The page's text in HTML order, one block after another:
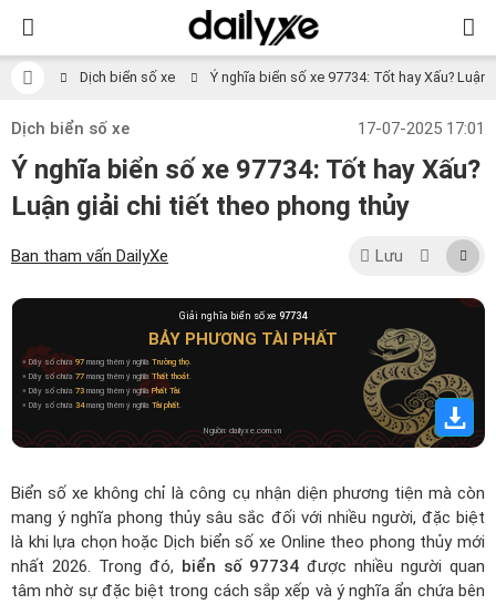
Dịch biển số xe Ý nghĩa biển số xe 97734: Tốt hay Xấu?
Dịch biển số xe 17-07-2025 17:01
Ý nghĩa biển số xe 97734: Tốt hay Xấu?
Luận giải chi tiết theo phong thủy
Ban tham vấn DailyXe Lưu
Giải nghĩa biển số xe 97734
BẢY PHƯƠNG TÀI PHẤT
» Dãy số chứa97 mang thêm ý nghĩa Trường thọ.
» Dãy số chứa 77 mang thêm ý nghĩaThất thoát.
» Dãy số chứa 73 mang thêm ý nghĩaPhất Tài.
» Dãy số chứa 34mang thêm ý nghĩa Tài phất.
Nguồn: dailyxe.com.vn
Biển số xe không chỉ là công cụ nhận diện phương tiện mà còn
mang ý nghĩa phong thủy sâu sắc đối với nhiều người, đặc biệt
là khi lựa chọn hoặcDịch biển số xe Online theo phong thủy mới
nhất 2026. Trong đó, biển số 97734 được nhiều người quan
tâm nhờ sự đặc biệt trong cách sắp xếp và ý nghĩa ẩn chứa bên